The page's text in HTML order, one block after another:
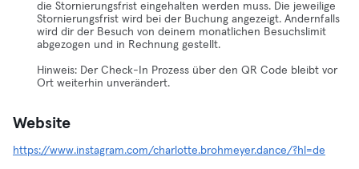
die Stornierungsfrist eingehalten werden muss. Die jeweilige
Stornierungsfrist wird bei der Buchung angezeigt. Andernfalls
wird dir der Besuch von deinem monatlichen Besuchslimit
abgezogen und in Rechnung gestellt.
Hinweis: Der Check-In Prozess über den QR Code bleibt vor
Ort weiterhin unverändert.
Website
https://www.instagram.com/charlotte.brohmeyer.dance/?hl=de